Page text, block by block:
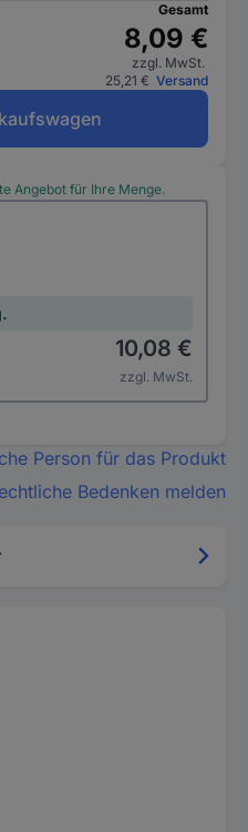
Gesamt
8,09 €
zzgl. MwSt.
25,21 € Versand
Angebot für Ihre Menge.
10,08 €
zzgl. MwSt.
Person für das Produkt
Bedenken melden